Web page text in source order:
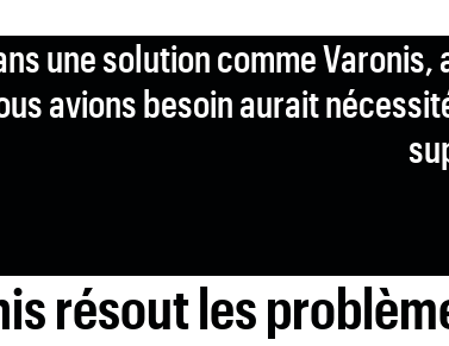
une solution comme
avions besoin aurait
résout les